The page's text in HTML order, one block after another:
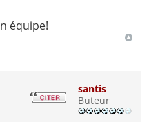
équipe!
santis
Buteur